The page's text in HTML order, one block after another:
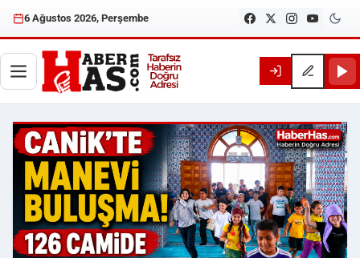
6 Ağustos 2026, Perşembe
Haberhas — Samsun Son